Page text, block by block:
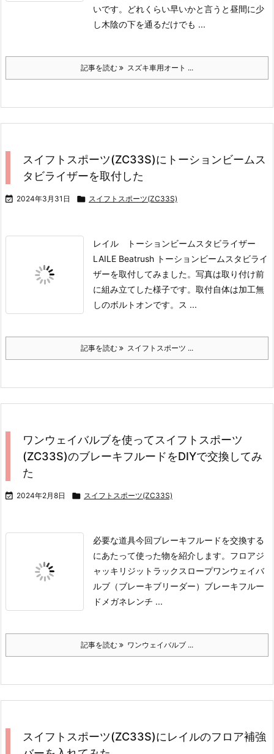
いです。
どれくらい早いかと言うと昼間に少
し木陰の下を通るだけでも ...
記事を読む スズキ車用オート ...
スイフトスポーツ(ZC33S)にトーションビームス
タビライザーを取付した
 2024年3月31日  スイフトスポーツ(ZC33S)
レイル トーションビームスタビライザー
LAILE Beatrush トーションビームスタビライ
ザーを取付してみました。 写真は取り付け前
に組み立てした様子です。 取付自体は加工無
しのボルトオンです。
ス ...
記事を読む スイフトスポーツ ...
ワンウェイバルブを使ってスイフトスポーツ
(ZC33S)のブレーキフルードをDIYで交換してみ
た
 2024年2月8日  スイフトスポーツ(ZC33S)
必要な道具今回ブレーキフルードを交換する
にあたって使った物を紹介します。 フロアジ
ャッキ リジットラック スロープワンウェイバ
ルブ（ブレーキブリーダー） ブレーキフルー
ド メガネレンチ ...
記事を読む ワンウェイバルブ ...
スイフトスポーツ(ZC33S)にレイルのフロア補強